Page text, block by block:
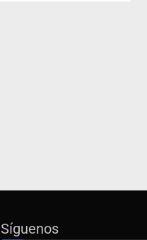
Síguenos